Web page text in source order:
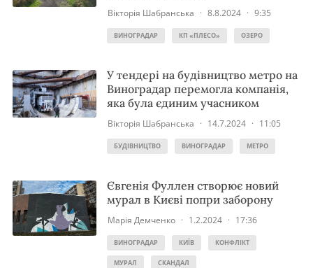
Вікторія Шабранська · 8.8.2024 · 9:35
ВИНОГРАДАР КП «ПЛЕСО» ОЗЕРО
У тендері на будівництво метро на
Виноградар перемогла компанія,
яка була єдиним учасником
Вікторія Шабранська · 14.7.2024 · 11:05
БУДІВНИЦТВО ВИНОГРАДАР МЕТРО
Євгенія Фуллен створює новий
мурал в Києві попри заборону
Марія Демченко · 1.2.2024 · 17:36
ВИНОГРАДАР КИЇВ КОНФЛІКТ
МУРАЛ СКАНДАЛ